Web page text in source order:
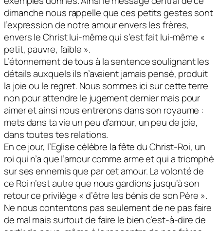
dimanche nous rappelle que ces petits gestes sont
l’expression de notre amour envers les frères,
envers le Christ lui-même qui s’est fait lui-même «
petit, pauvre, faible ».
L’étonnement de tous à la sentence soulignant les
détails auxquels ils n’avaient jamais pensé, produit
la joie ou le regret. Nous sommes ici sur cette terre
non pour attendre le jugement dernier mais pour
aimer et ainsi nous entrerons dans son royaume :
mets dans ta vie un peu d’amour, un peu de joie,
dans toutes tes relations.
En ce jour, l’Eglise célèbre la fête du Christ-Roi, un
roi qui n’a que l’amour comme arme et qui a triomphé
sur ses ennemis que par cet amour. La volonté de
ce Roi n’est autre que nous gardions jusqu’à son
retour ce privilège « d’être les bénis de son Père ».
Ne nous contentons pas seulement de ne pas faire
de mal mais surtout de faire le bien c’est-à-dire de